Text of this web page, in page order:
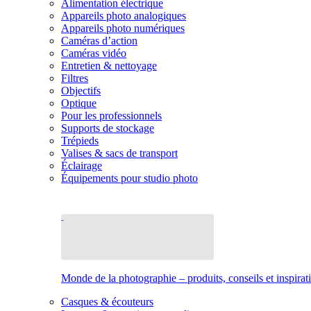
Alimentation électrique
Appareils photo analogiques
Appareils photo numériques
Caméras d’action
Caméras vidéo
Entretien & nettoyage
Filtres
Objectifs
Optique
Pour les professionnels
Supports de stockage
Trépieds
Valises & sacs de transport
Éclairage
Équipements pour studio photo
Monde de la photographie – produits, conseils et
Casques & écouteurs